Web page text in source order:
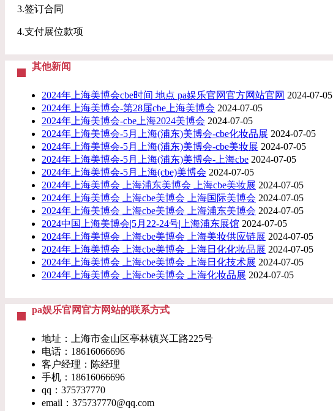
3.签订合同
4.支付展位款项
其他新闻
2024年上海美博会cbe时间 地点 pa娱乐官网官方网站官网 2024-07-05
2024年上海美博会-第28届cbe上海美博会 2024-07-05
2024年上海美博会-cbe上海2024美博会 2024-07-05
2024年上海美博会-5月上海(浦东)美博会-cbe化妆品展 2024-07-05
2024年上海美博会-5月上海(浦东)美博会-cbe美妆展 2024-07-05
2024年上海美博会-5月上海(浦东)美博会-上海cbe 2024-07-05
2024年上海美博会-5月上海(cbe)美博会 2024-07-05
2024年上海美博会 上海浦东美博会 上海cbe美妆展 2024-07-05
2024年上海美博会 上海cbe美博会 上海国际美博会 2024-07-05
2024年上海美博会 上海cbe美博会 上海浦东美博会 2024-07-05
2024中国上海美博会|5月22-24号|上海浦东展馆 2024-07-05
2024年上海美博会 上海cbe美博会 上海美妆供应链展 2024-07-05
2024年上海美博会 上海cbe美博会 上海日化化妆品展 2024-07-05
2024年上海美博会 上海cbe美博会 上海日化技术展 2024-07-05
2024年上海美博会 上海cbe美博会 上海化妆品展 2024-07-05
pa娱乐官网官方网站的联系方式
地址：上海市金山区亭林镇兴工路225号
电话：18616066696
客户经理：陈经理
手机：18616066696
qq：375737770
email： 375737770@qq.com